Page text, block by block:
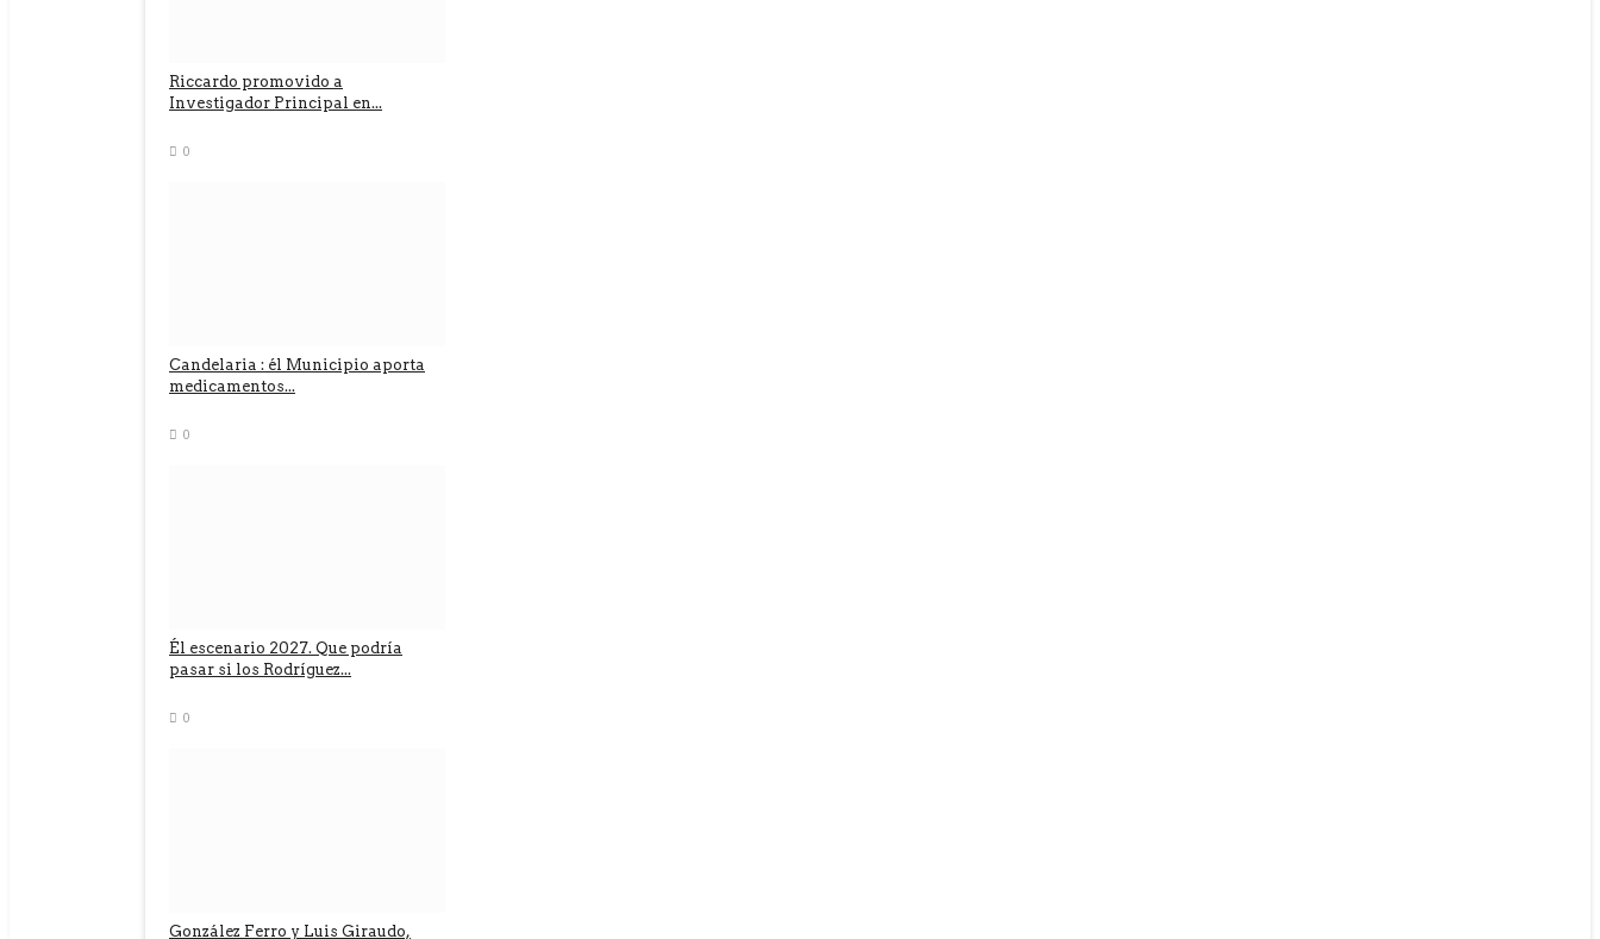
Riccardo promovido a
Investigador Principal en...
0
Candelaria : él Municipio aporta
medicamentos...
0
Él escenario 2027. Que podría
pasar si los Rodríguez...
0
González Ferro y Luis Giraudo,